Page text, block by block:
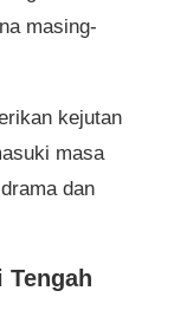
masing-
kejutan
masa
dan
Tengah